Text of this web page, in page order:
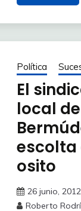
Política
El
local
escolta
osito
26 junio, 2012
Roberto